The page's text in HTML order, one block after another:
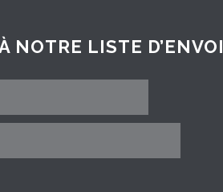
NOTRE LISTE D’ENVOI